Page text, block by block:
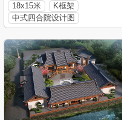
18x15米
K框架
中式四合院设计图